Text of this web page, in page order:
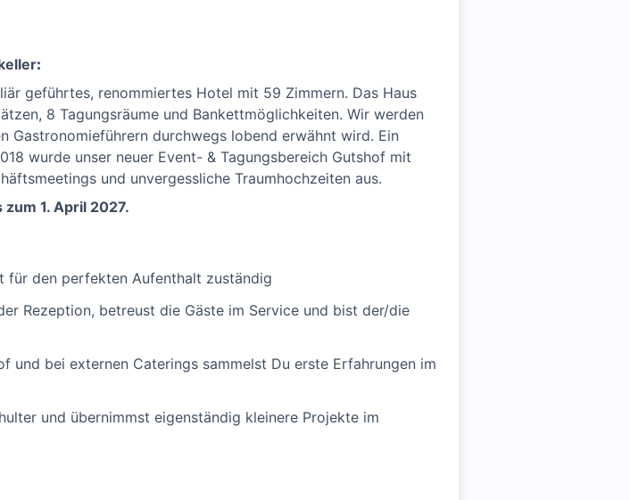
:
geführtes, renommiertes Hotel mit 59 Zimmern. Das Haus
8 Tagungsräume und Bankettmöglichkeiten. Wir werden
Gastronomieführern durchwegs lobend erwähnt wird. Ein
wurde unser neuer Event- & Tagungsbereich Gutshof mit
und unvergessliche Traumhochzeiten aus.
1. April 2027.
für den perfekten Aufenthalt zuständig
Rezeption, betreust die Gäste im Service und bist der/die
und bei externen Caterings sammelst Du erste Erfahrungen im
und übernimmst eigenständig kleinere Projekte im